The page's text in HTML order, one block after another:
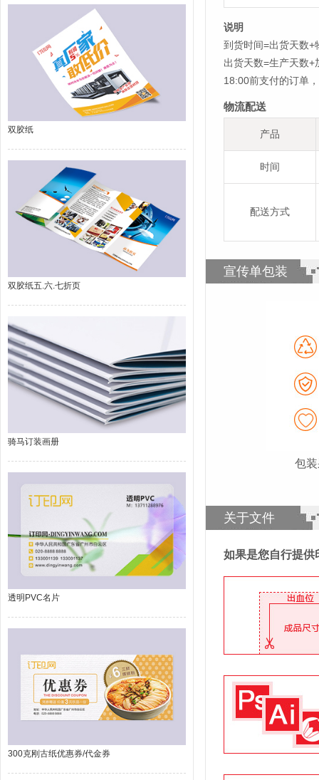
双胶纸
双胶纸五.六.七折页
骑马订装画册
透明PVC名片
300克刚古纸优惠券/代金券
说明
到货时间=出货天数+
出货天数=生产天数
18:00前支付的订单
物流配送
产品
时间
配送方式
宣传单包装
包
关于文件
如果是您自行提供